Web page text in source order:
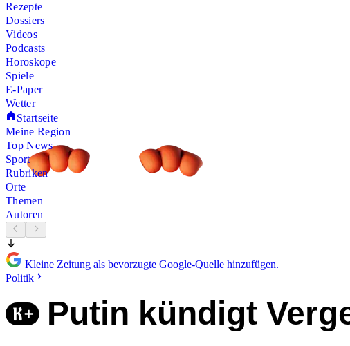
Rezepte
Dossiers
Videos
Podcasts
Horoskope
Spiele
E-Paper
Wetter
Startseite
Meine Region
Top News
Sport
Rubriken
Orte
Themen
Autoren
Kleine Zeitung als bevorzugte Google-Quelle hinzufügen.
Politik
Putin kündigt